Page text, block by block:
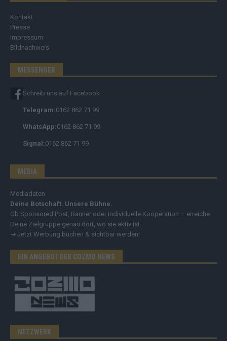
Kontakt
Presse
Impressum
Bildnachweis
MESSENGER
Schreib uns auf Facebook
Telegram:0162 862 71 99
WhatsApp:0162 862 71 99
Signal:0162 862 71 99
MEDIA
Mediadaten
Deine Botschaft. Unsere Bühne.
Ob Sponsored Post, Banner oder individuelle Kooperation – erreiche
Deine Zielgruppe genau dort, wo sie aktiv ist.
➔ Jetzt Werbung buchen & sichtbar werden!
EIN ANGEBOT DER COZMO NEWS
NETZWERK